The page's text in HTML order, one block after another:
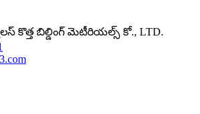
కొత్త బిల్డింగ్ మెటీరియల్స్ కో., LTD.